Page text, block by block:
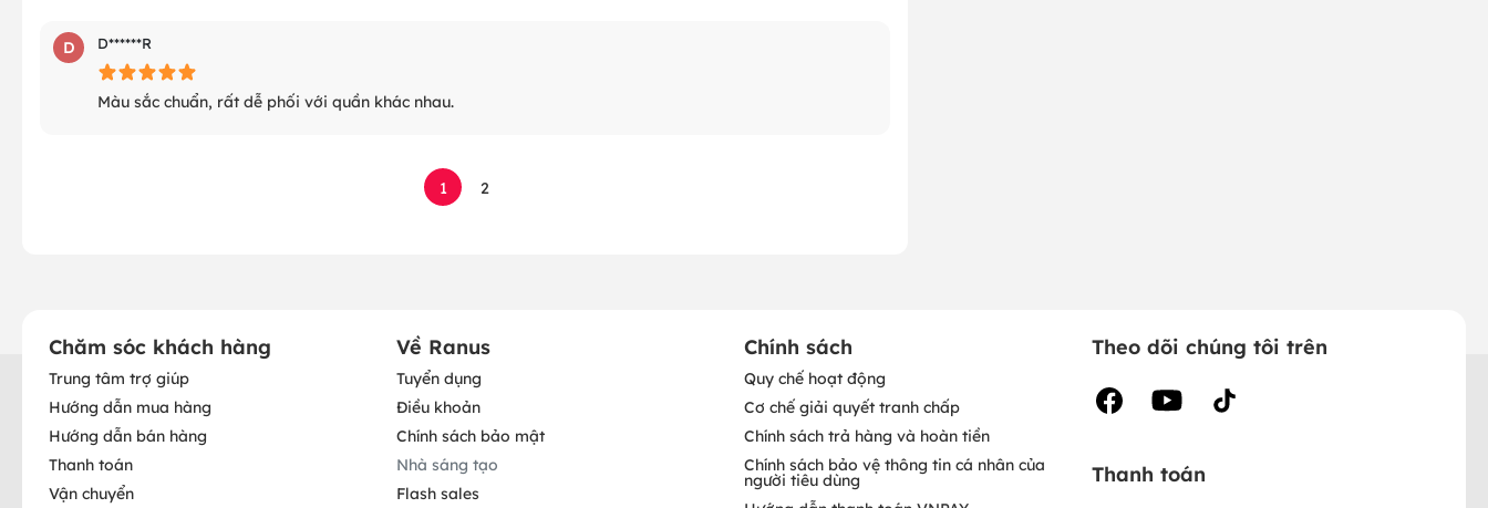
D D******R
Màu sắc chuẩn, rất dễ phối với quần khác nhau.
1 2
Chăm sóc khách hàng
Trung tâm trợ giúp
Hướng dẫn mua hàng
Hướng dẫn bán hàng
Thanh toán
Vận chuyển
Về Ranus
Tuyển dụng
Điều khoản
Chính sách bảo mật
Nhà sáng tạo
Flash sales
Chính sách
Quy chế hoạt động
Cơ chế giải quyết tranh chấp
Chính sách trả hàng và hoàn tiền
Chính sách bảo vệ thông tin cá nhân của
người tiêu dùng
Theo dõi chúng tôi trên
Thanh toán